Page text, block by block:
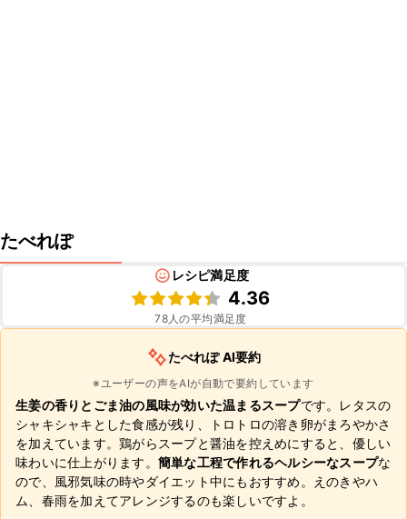
たべれぽ
レシピ満足度
4.36
78人の平均満足度
たべれぽ AI要約
※ユーザーの声をAIが自動で要約しています
生姜の香りとごま油の風味が効いた温まるスープです。レタスの
シャキシャキとした食感が残り、トロトロの溶き卵がまろやかさ
を加えています。鶏がらスープと醤油を控えめにすると、優しい
味わいに仕上がります。 簡単な工程で作れるヘルシーなスープな
ので、風邪気味の時やダイエット中にもおすすめ。えのきやハ
ム、春雨を加えてアレンジするのも楽しいですよ。